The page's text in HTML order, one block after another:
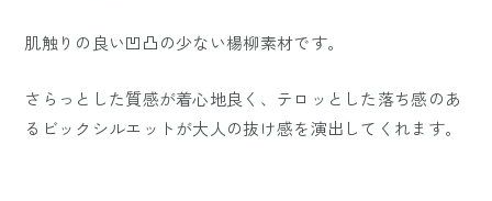
肌触りの良い凹凸の少ない楊柳素材です。
さらっとした質感が着心地良く、テロッとした落ち感のあ
るビックシルエットが大人の抜け感を演出してくれます。